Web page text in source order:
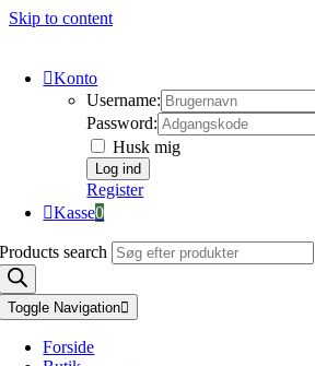
Skip to content
Konto
Username:
Password:
Husk mig
Register
Kasse0
Products search
Toggle Navigation
Forside